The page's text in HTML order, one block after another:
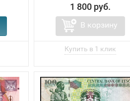
1 800 руб.
В корзину